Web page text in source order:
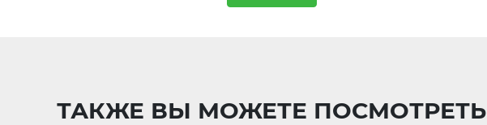
ТАКЖЕ ВЫ МОЖЕТЕ ПОСМОТРЕТЬ